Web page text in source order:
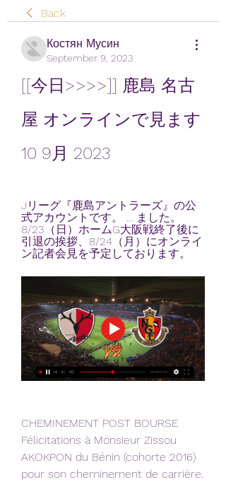
Back
Костян Мусин
September 9, 2023
[[今日>>>>]] 鹿島 名古
屋 オンラインで見ます
10 9月 2023
Jリーグ『鹿島アントラーズ』の公
式アカウントです。 ... ました。
8/23（日）ホームG大阪戦終了後に
引退の挨拶、8/24（月）にオンライ
ン記者会見を予定しております。
CHEMINEMENT POST BOURSE
Félicitations à Monsieur Zissou
AKOKPON du Bénin (cohorte 2016)
pour son cheminement de carrière.